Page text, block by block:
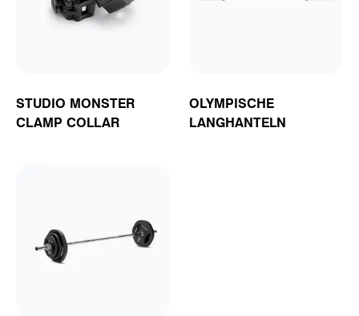
STUDIO MONSTER
CLAMP COLLAR
OLYMPISCHE
LANGHANTELN